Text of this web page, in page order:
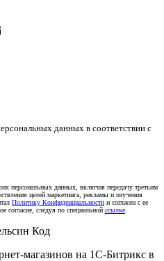
данных в соответствии с
персональных данных, включая передачу третьим
целей маркетинга, рекламы и изучения
Политику Конфиденциальности и согласен с ее
согласие, следуя по специальной ссылке
Код
магазинов на 1С-Битрикс в